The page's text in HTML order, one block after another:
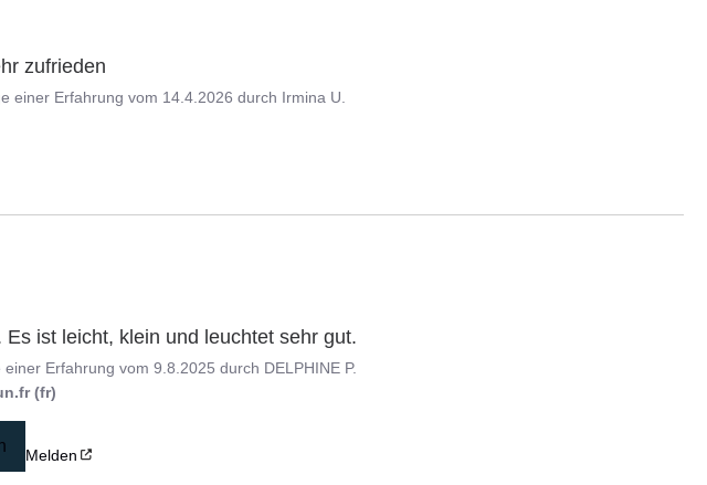
zufrieden
einer Erfahrung vom 14.4.2026 durch Irmina U.
ist leicht, klein und leuchtet sehr gut.
einer Erfahrung vom9.8.2025 durch DELPHINE P.
(fr)
Melden